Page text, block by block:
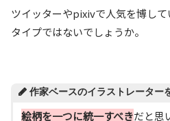
ツイッターやpixivで人気を博し
タイプではないでしょうか。
作家ベースのイラストレーター
絵柄を一つに統一すべきだと思